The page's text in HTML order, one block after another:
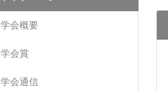
学会概要
学会賞
学会通信